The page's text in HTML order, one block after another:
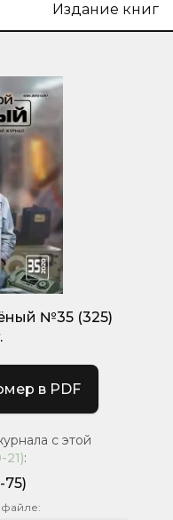
Издание книг
№35 (325)
в PDF
с этой
21):
75)